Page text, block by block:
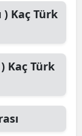
)Kaç Türk
Kaç Türk